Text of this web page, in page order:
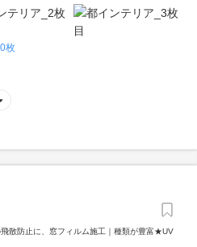
枚
散防止に、窓フィルム施工｜種類が豊富★UV